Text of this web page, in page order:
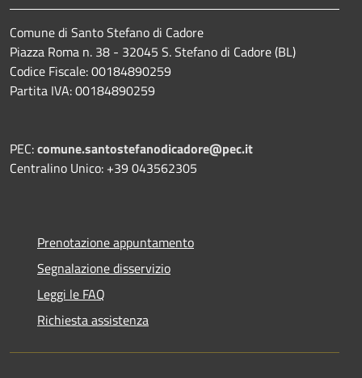
Comune di Santo Stefano di Cadore
Piazza Roma n. 38 - 32045 S. Stefano di Cadore (BL)
Codice Fiscale: 00184890259
Partita IVA: 00184890259
PEC:comune.santostefanodicadore@pec.it
Centralino Unico: +39 043562305
Prenotazione appuntamento
Segnalazione disservizio
Leggi le FAQ
Richiesta assistenza